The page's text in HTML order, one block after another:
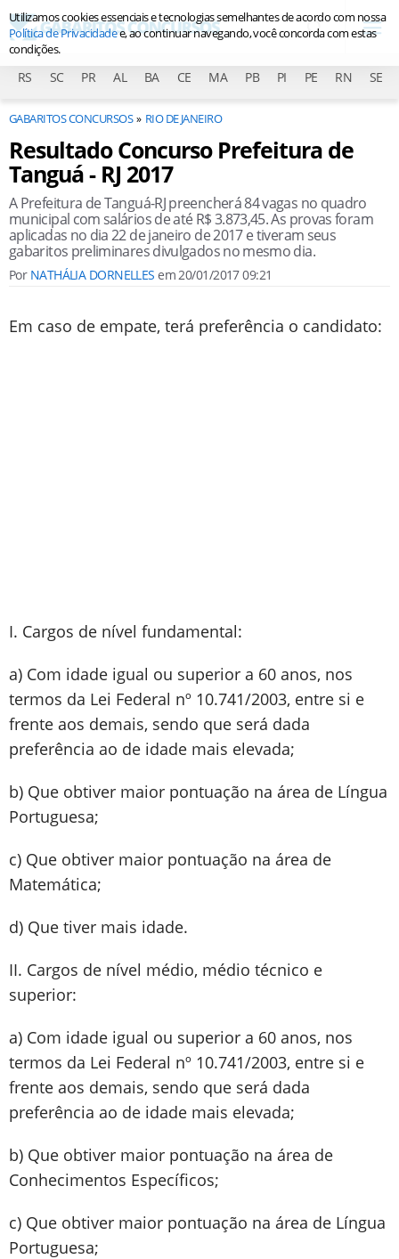
RS SC PR AL BA CE MA PB PI PE RN SE
GABARITOS CONCURSOS RIO DE JANEIRO
Resultado Concurso Prefeitura de
Tanguá - RJ 2017
A Prefeitura de Tanguá-RJ preencherá 84 vagas no quadro
municipal com salários de até R$ 3.873,45. As provas foram
aplicadas no dia 22 de janeiro de 2017 e tiveram seus
gabaritos preliminares divulgados no mesmo dia.
Por NATHÁLIA DORNELLES em20/01/2017 09:21
Em caso de empate, terá preferência o candidato:
I. Cargos de nível fundamental:
a) Com idade igual ou superior a 60 anos, nos
termos da Lei Federal nº 10.741/2003, entre si e
frente aos demais, sendo que será dada
preferência ao de idade mais elevada;
b) Que obtiver maior pontuação na área de Língua
Portuguesa;
c) Que obtiver maior pontuação na área de
Matemática;
d) Que tiver mais idade.
II. Cargos de nível médio, médio técnico e
superior:
a) Com idade igual ou superior a 60 anos, nos
termos da Lei Federal nº 10.741/2003, entre si e
frente aos demais, sendo que será dada
preferência ao de idade mais elevada;
b) Que obtiver maior pontuação na área de
Conhecimentos Específicos;
c) Que obtiver maior pontuação na área de Língua
Portuguesa;
Utilizamos cookies essenciais e tecnologias semelhantes de acordo com nossa
Política de Privacidadee, ao continuar navegando, você concorda com estas
condições.